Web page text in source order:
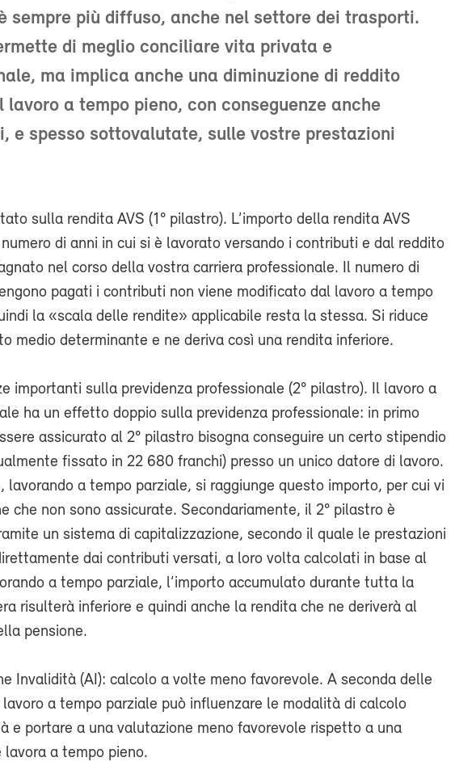
sempre più diffuso, anche nel settore dei trasporti.
di meglio conciliare vita privata e
ma implica anche una diminuzione di reddito
lavoro a tempo pieno, con conseguenze anche
e spesso sottovalutate, sulle vostre prestazioni
sulla rendita AVS (1° pilastro). L’importo della rendita AVS
di anni in cui si è lavorato versando i contributi e dal reddito
nel corso della vostra carriera professionale. Il numero di
pagati i contributi non viene modificato dal lavoro a tempo
la «scala delle rendite» applicabile resta la stessa. Si riduce
medio determinante e ne deriva così una rendita inferiore.
importanti sulla previdenza professionale (2° pilastro). Il lavoro a
ha un effetto doppio sulla previdenza professionale: in primo
assicurato al 2° pilastro bisogna conseguire un certo stipendio
fissato in 22 680 franchi) presso un unico datore di lavoro.
lavorando a tempo parziale, si raggiunge questo importo, per cui vi
che non sono assicurate. Secondariamente, il 2° pilastro è
un sistema di capitalizzazione, secondo il quale le prestazioni
dai contributi versati, a loro volta calcolati in base al
a tempo parziale, l’importo accumulato durante tutta la
risulterà inferiore e quindi anche la rendita che ne deriverà al
pensione.
Invalidità (AI): calcolo a volte meno favorevole. A seconda delle
a tempo parziale può influenzare le modalità di calcolo
e portare a una valutazione meno favorevole rispetto a una
lavora a tempo pieno.